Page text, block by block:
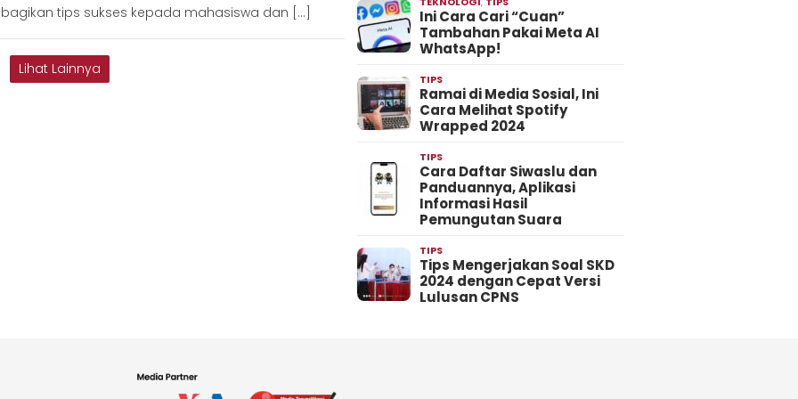
tips sukses kepada mahasiswa dan […]
Lihat Lainnya
Ini Cara Cari “Cuan”
Tambahan Pakai Meta AI
WhatsApp!
TIPS
Ramai di Media Sosial, Ini
Cara Melihat Spotify
Wrapped 2024
TIPS
Cara Daftar Siwaslu dan
Panduannya, Aplikasi
Informasi Hasil
Pemungutan Suara
TIPS
Tips Mengerjakan Soal SKD
2024 dengan Cepat Versi
Lulusan CPNS